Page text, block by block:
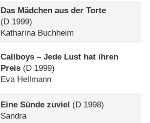
Das Mädchen aus der Torte
(D 1999)
Katharina Buchheim
Callboys – Jede Lust hat ihren
Preis (D 1999)
Eva Hellmann
Eine Sünde zuviel (D 1998)
Sandra